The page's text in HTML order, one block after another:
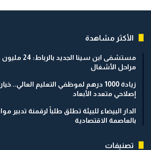
الأكثر مشاهدة
مستشفى ابن سينا
مراحل الأشغال
زيادة 1000 درهم لموظفي التعليم
إصلاحي متعدد الأبعاد
الدار البيضاء للبيئة تطلق طلباً لرقمنة تدبير
بالعاصمة الاقتصادية
تصنيفات